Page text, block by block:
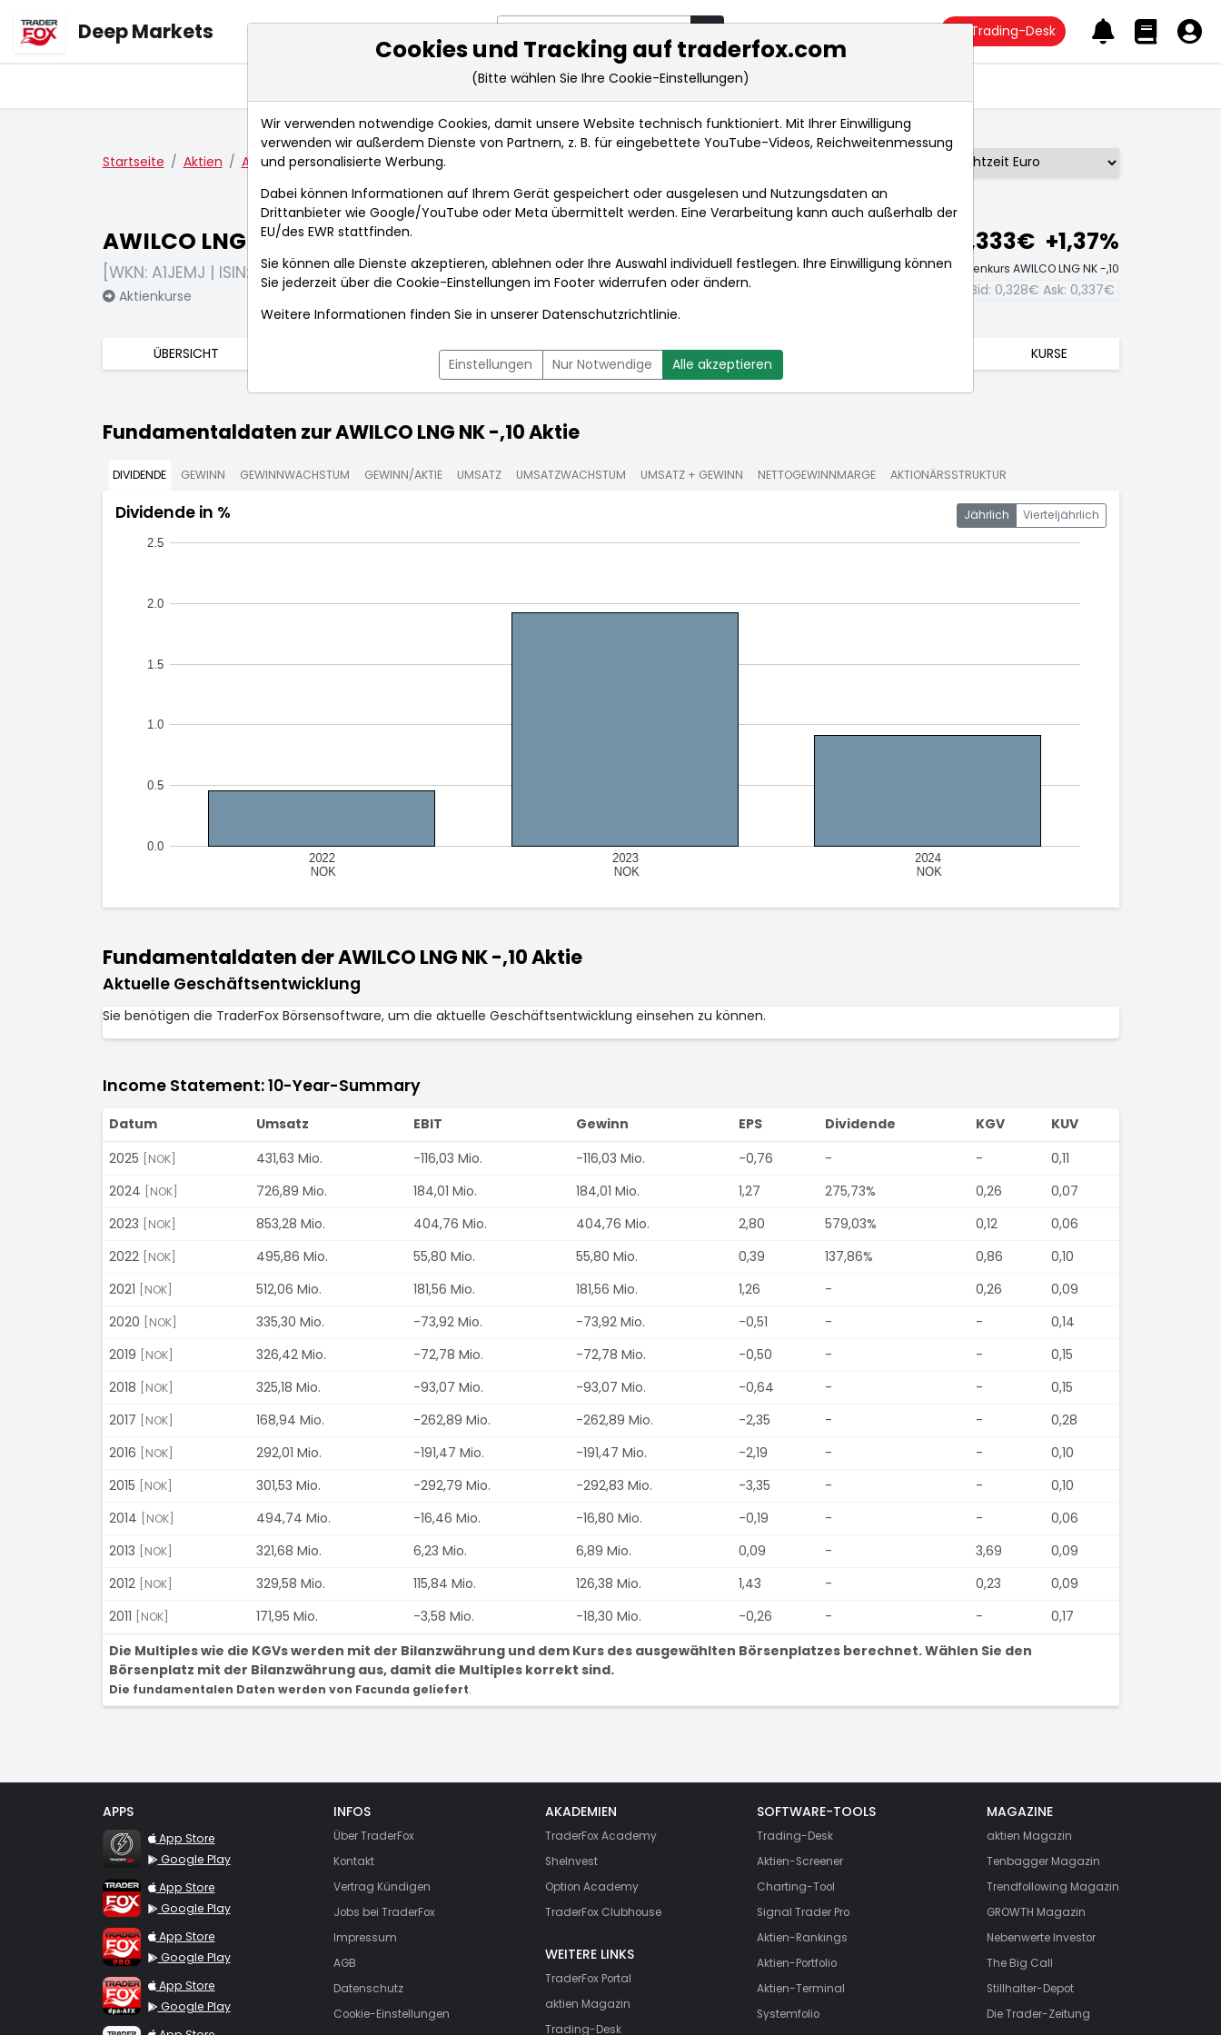
Deep Markets Trading-Desk
Markt-Analysen Market Tools Realtimekurse Nachrichten
Startseite Aktien AWILCO LNG NK -,10 Fundamentaldaten
AWILCO LNG NK -,10
[WKN: A1JEMJ | ISIN: NO0010607971]
Aktienkurse
0,333€ +1,37%
Echtzeit-Aktienkurs AWILCO LNG NK -,10
Bid: 0,328€ Ask: 0,337€
ÜBERSICHT NACHRICHTEN CHARTTOOL KURSE
Fundamentaldaten zur AWILCO LNG NK -,10 Aktie
DIVIDENDE GEWINN GEWINNWACHSTUM GEWINN/AKTIE UMSATZ UMSATZWACHSTUM UMSATZ + GEWINN NETTOGEWINNMARGE AKTIONÄRSSTRUKTUR
Dividende in % Jährlich Vierteljährlich
Fundamentaldaten der AWILCO LNG NK -,10 Aktie
Aktuelle Geschäftsentwicklung
Sie benötigen die TraderFox Börsensoftware, um die aktuelle Geschäftsentwicklung einsehen zu können.
Income Statement: 10-Year-Summary
Datum Umsatz EBIT Gewinn EPS Dividende KGV
KUV
2025
[NOK] 431,63 Mio. -116,03 Mio. -116,03 Mio. -0,76 - -
0,11
2024
[NOK] 726,89 Mio. 184,01 Mio. 184,01 Mio. 1,27 275,73% 0,26
0,07
2023
[NOK] 853,28 Mio. 404,76 Mio. 404,76 Mio. 2,80 579,03% 0,12
0,06
2022
[NOK] 495,86 Mio. 55,80 Mio. 55,80 Mio. 0,39 137,86% 0,86
0,10
2021
[NOK] 512,06 Mio. 181,56 Mio. 181,56 Mio. 1,26 - 0,26
0,09
2020
[NOK] 335,30 Mio. -73,92 Mio. -73,92 Mio. -0,51 - -
0,14
2019
[NOK] 326,42 Mio. -72,78 Mio. -72,78 Mio. -0,50 - -
0,15
2018
[NOK] 325,18 Mio. -93,07 Mio. -93,07 Mio. -0,64 - -
0,15
2017
[NOK] 168,94 Mio. -262,89 Mio. -262,89 Mio. -2,35 - -
0,28
2016
[NOK] 292,01 Mio. -191,47 Mio. -191,47 Mio. -2,19 - -
0,10
2015
[NOK] 301,53 Mio. -292,79 Mio. -292,83 Mio. -3,35 - -
0,10
2014
[NOK] 494,74 Mio. -16,46 Mio. -16,80 Mio. -0,19 - -
0,06
2013
[NOK] 321,68 Mio. 6,23 Mio. 6,89 Mio. 0,09 - 3,69
0,09
2012
[NOK] 329,58 Mio. 115,84 Mio. 126,38 Mio. 1,43 - 0,23
0,09
2011
[NOK] 171,95 Mio. -3,58 Mio. -18,30 Mio. -0,26 - -
0,17
Die Multiples wie die KGVs werden mit der Bilanzwährung und dem Kurs des ausgewählten Börsenplatzes berechnet. Wählen Sie den
Börsenplatz mit der Bilanzwährung aus, damit die Multiples korrekt sind.
Die fundamentalen Daten werden von Facunda geliefert.
APPS
TraderFox Flash
App Store
Google Play
TraderFox App
App Store
Google Play
TraderFox Pro
App Store
Google Play
TraderFox dpa-AFX ProFeed
App Store
Google Play
INFOS
Über TraderFox
Kontakt
Vertrag Kündigen
Jobs bei TraderFox
Impressum
AGB
Datenschutz
Cookie-Einstellungen
AKADEMIEN
TraderFox Academy
SheInvest
Option Academy
TraderFox Clubhouse
WEITERE LINKS
TraderFox Portal
aktien Magazin
Trading-Desk
SOFTWARE-TOOLS
Trading-Desk
Aktien-Screener
Charting-Tool
Signal Trader Pro
Aktien-Rankings
Aktien-Portfolio
Aktien-Terminal
Systemfolio
MAGAZINE
aktien Magazin
Tenbagger Magazin
Trendfollowing Magazin
GROWTH Magazin
Nebenwerte Investor
The Big Call
Stillhalter-Depot
Die Trader-Zeitung
Cookies und Tracking auf traderfox.com
(Bitte wählen Sie Ihre Cookie-Einstellungen)
Wir verwenden notwendige Cookies, damit unsere Website technisch funktioniert. Mit Ihrer Einwilligung
verwenden wir außerdem Dienste von Partnern, z. B. für eingebettete YouTube-Videos, Reichweitenmessung
und personalisierte Werbung.
Dabei können Informationen auf Ihrem Gerät gespeichert oder ausgelesen und Nutzungsdaten an
Drittanbieter wie Google/YouTube oder Meta übermittelt werden. Eine Verarbeitung kann auch außerhalb der
EU/des EWR stattfinden.
Sie können alle Dienste akzeptieren, ablehnen oder Ihre Auswahl individuell festlegen. Ihre Einwilligung können
Sie jederzeit über die Cookie-Einstellungen im Footer widerrufen oder ändern.
Weitere Informationen finden Sie in unserer Datenschutzrichtlinie.
Einstellungen Nur Notwendige Alle akzeptieren